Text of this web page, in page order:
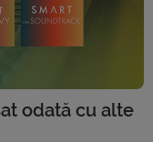
odată cu alte